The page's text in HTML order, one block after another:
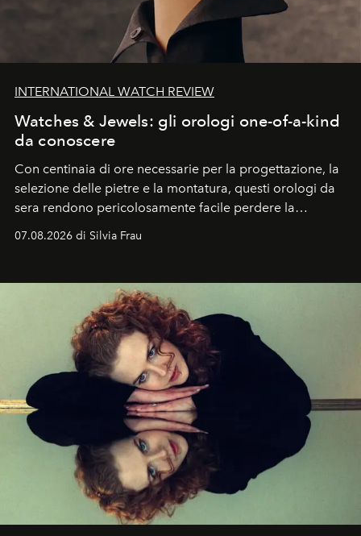
INTERNATIONAL WATCH REVIEW
Watches & Jewels: gli orologi one-of-a-kind
da conoscere
Con centinaia di ore necessarie per la progettazione, la
selezione delle pietre e la montatura, questi orologi da
sera rendono pericolosamente facile perdere la
cognizione del tempo. Ma con quadranti così
07.08.2026 di Silvia Frau